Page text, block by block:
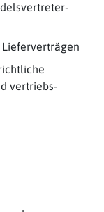
Liefer­verträgen
vertriebs­